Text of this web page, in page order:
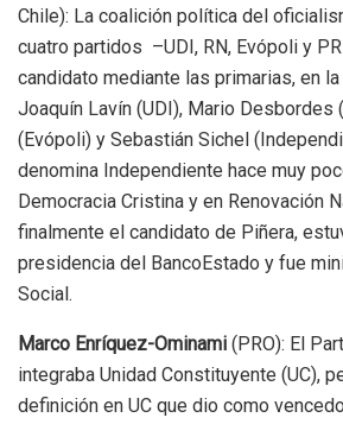
Chile): La coalición política del
cuatro partidos –UDI, RN, Evópoli y
candidato mediante las primarias, en
Joaquín Lavín (UDI), Mario Desbordes
(Evópoli) y Sebastián Sichel
denomina Independiente hace muy
Democracia Cristina y en Renovación
finalmente el candidato de Piñera,
presidencia del BancoEstado y fue
Social.
Marco Enríquez-Ominami (PRO): El
integraba Unidad Constituyente (UC),
definición en UC que dio como